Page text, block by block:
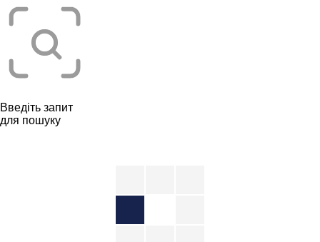
Введіть запит
для пошуку